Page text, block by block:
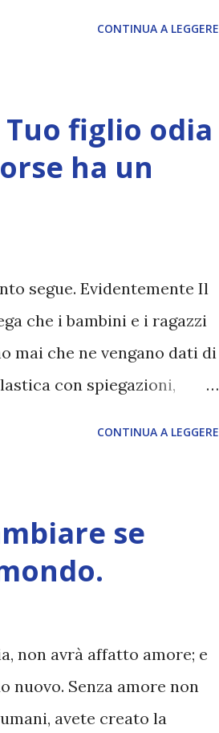
la propria essenza
Nuovo Anno!
CONTINUA A LEGGERE
figlio odia
ha un
segue. Evidentemente Il
che i bambini e i ragazzi
mai che ne vengano dati di
con spiegazioni,
CONTINUA A LEGGERE
se
non avrà affatto amore; e
nuovo. Senza amore non
avete creato la